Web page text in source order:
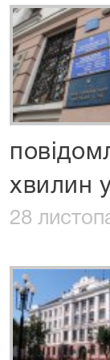
хвилин
28